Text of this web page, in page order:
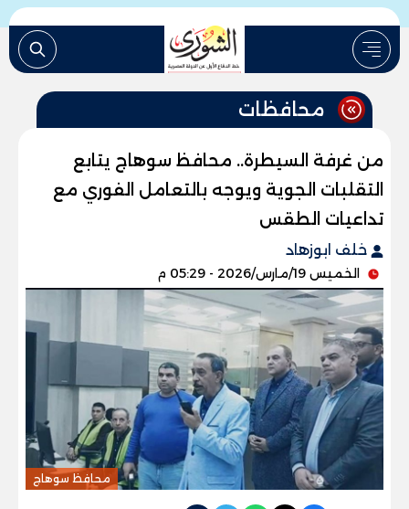
محافظات
من غرفة السيطرة.. محافظ سوهاج يتابع
التقلبات الجوية ويوجه بالتعامل الفوري مع
تداعيات الطقس
خلف ابوزهاد
الخميس 19/مارس/2026 - 05:29 م
محافظ سوهاج